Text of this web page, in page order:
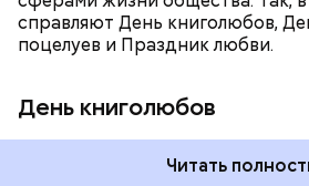
справляют День книголюбов,
поцелуев и Праздник любви.
День книголюбов
Читать